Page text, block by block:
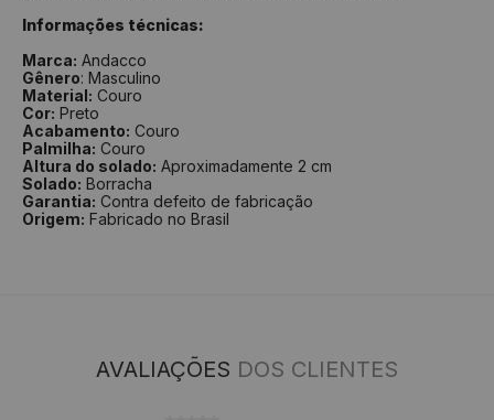
Informações técnicas:
Marca: Andacco
Gênero: Masculino
Material: Couro
Cor: Preto
Acabamento: Couro
Palmilha: Couro
Altura do solado: Aproximadamente 2 cm
Solado: Borracha
Garantia: Contra defeito de fabricação
Origem: Fabricado no Brasil
AVALIAÇÕES DOS CLIENTES